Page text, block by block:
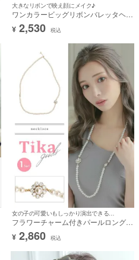
大きなリボンで映え顔にメイク♪
ワンカラービッグリボンバレッタヘア
アクセサリー
¥ 2,530 税込
フラワーチャーム付きパールロングネ
ックレス
¥ 2,860 税込